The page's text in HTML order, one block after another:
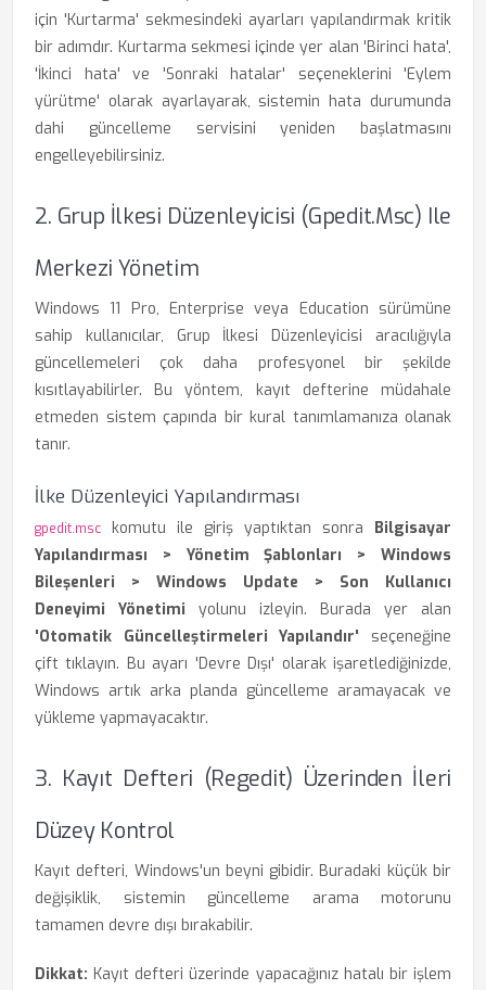
için 'Kurtarma' sekmesindeki ayarları yapılandırmak kritik
bir adımdır. Kurtarma sekmesi içinde yer alan 'Birinci hata',
'İkinci hata' ve 'Sonraki hatalar' seçeneklerini 'Eylem
yürütme' olarak ayarlayarak, sistemin hata durumunda
dahi güncelleme servisini yeniden başlatmasını
engelleyebilirsiniz.
2. Grup İlkesi Düzenleyicisi (gpedit.msc) Ile
Merkezi Yönetim
Windows 11 Pro, Enterprise veya Education sürümüne
sahip kullanıcılar, Grup İlkesi Düzenleyicisi aracılığıyla
güncellemeleri çok daha profesyonel bir şekilde
kısıtlayabilirler. Bu yöntem, kayıt defterine müdahale
etmeden sistem çapında bir kural tanımlamanıza olanak
tanır.
İlke Düzenleyici Yapılandırması
gpedit.msc komutu ile giriş yaptıktan sonra Bilgisayar
Yapılandırması > Yönetim Şablonları > Windows
Bileşenleri > Windows Update > Son Kullanıcı
Deneyimi Yönetimi yolunu izleyin. Burada yer alan
'Otomatik Güncelleştirmeleri Yapılandır' seçeneğine
çift tıklayın. Bu ayarı 'Devre Dışı' olarak işaretlediğinizde,
Windows artık arka planda güncelleme aramayacak ve
yükleme yapmayacaktır.
3. Kayıt Defteri (Regedit) Üzerinden İleri
Düzey Kontrol
Kayıt defteri, Windows'un beyni gibidir. Buradaki küçük bir
değişiklik, sistemin güncelleme arama motorunu
tamamen devre dışı bırakabilir.
Dikkat: Kayıt defteri üzerinde yapacağınız hatalı bir işlem